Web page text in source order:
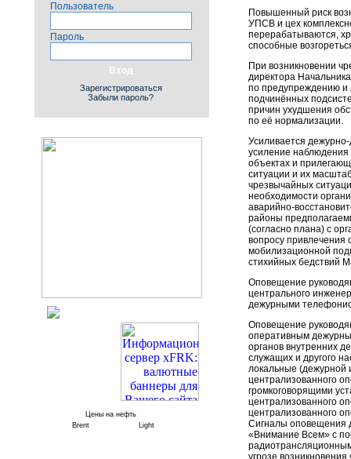
Пользователь
Пароль
Зарегистрироваться
Забыли пароль?
Цены на нефть
Brent
Light
Повышенный риск
УПСВ и цех
перерабатываются,
способные
При возникновении
директора
по предупреждению и
подчинённых
причин ухудшения
по её нормализации.
Усиливается
усиление наблюдения
объектах и
ситуации и их
чрезвычайных
необходимости
аварийно-
районы
(согласно плана) с
вопросу привлечения
мобилизационной
стихийных бедствий
Оповещение
центрального
дежурными
Оповещение
оперативным
органов внутренних
служащих и другого
локальные (дежурной
централизованного
громкоговорящими
централизованного
централизованного
Сигналы оповещения
«Внимание Всем» с
угрозе